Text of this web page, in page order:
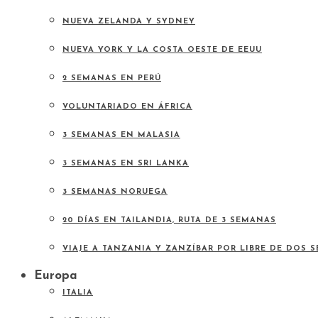
NUEVA ZELANDA Y SYDNEY
NUEVA YORK Y LA COSTA OESTE DE EEUU
2 SEMANAS EN PERÚ
VOLUNTARIADO EN ÁFRICA
3 SEMANAS EN MALASIA
3 SEMANAS EN SRI LANKA
3 SEMANAS NORUEGA
20 DÍAS EN TAILANDIA, RUTA DE 3 SEMANAS
VIAJE A TANZANIA Y ZANZÍBAR POR LIBRE DE DOS
Europa
ITALIA